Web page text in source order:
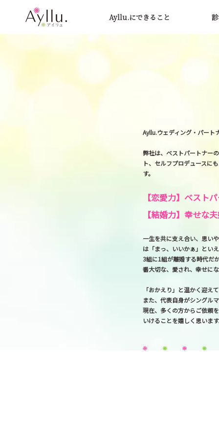
Ayllu.にできること
Ayllu.ウェディング・パート
弊社は、ベストパートナー
ト、セルフプロデュースに
す。
【恋愛力】ベスト
【結婚力】幸せな
一生を共に支え合い、思い
は「まっ、いいかぁ」とい
3組に1組が離婚する時代だ
番大切な、愛され、幸せに
「おかえり」と温かく迎え
また、代表自身がシングル
現在、多くの方からご依頼
いけることを嬉しく思いま